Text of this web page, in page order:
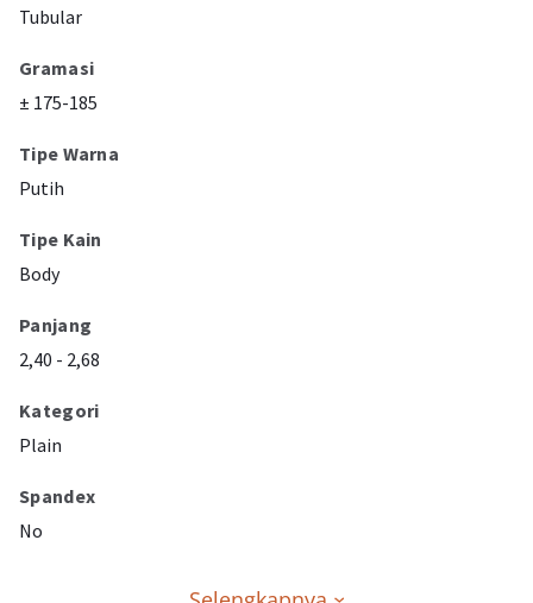
Tubular
Gramasi
± 175-185
Tipe Warna
Putih
Tipe Kain
Body
Panjang
2,40 - 2,68
Kategori
Plain
Spandex
No